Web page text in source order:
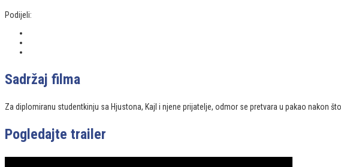
Podijeli:
Sadržaj filma
Za diplomiranu studentkinju sa Hjustona, Kajl i njene prijatelje, odmor se pretvara u pakao nakon
Pogledajte trailer